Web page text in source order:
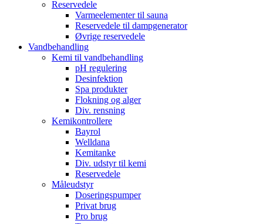
Reservedele
Varmeelementer til sauna
Reservedele til dampgenerator
Øvrige reservedele
Vandbehandling
Kemi til vandbehandling
pH regulering
Desinfektion
Spa produkter
Flokning og alger
Div. rensning
Kemikontrollere
Bayrol
Welldana
Kemitanke
Div. udstyr til kemi
Reservedele
Måleudstyr
Doseringspumper
Privat brug
Pro brug